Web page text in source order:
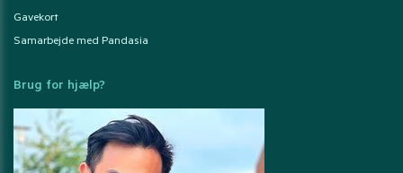
Gavekort
Samarbejde med Pandasia
Brug for hjælp?